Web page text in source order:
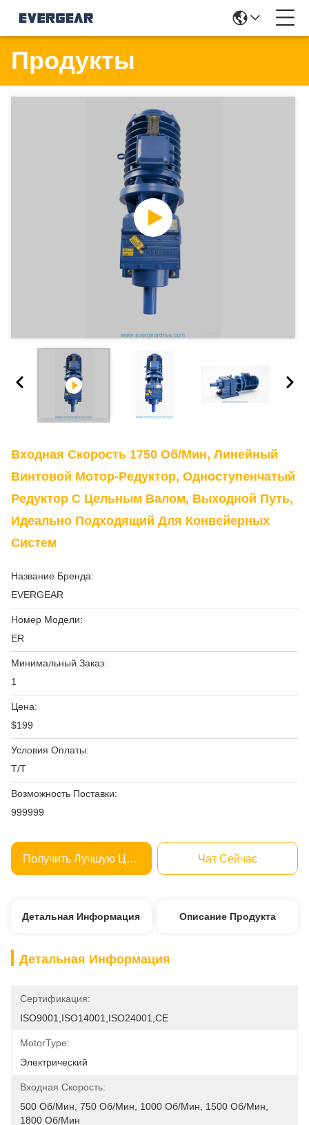
Продукты
Входная Скорость 1750 Об/мин, Линейный
Винтовой Мотор-Редуктор, Одноступенчатый
Редуктор С Цельным Валом, Выходной Путь,
Идеально Подходящий Для Конвейерных
Систем
Название Бренда:
EVERGEAR
Номер Модели:
ER
Минимальный Заказ:
1
Цена:
$199
Условия Оплаты:
Т/Т
Возможность Поставки:
999999
Получить Лучшую Цену Чат Сейчас
Детальная Информация Описание Продукта
Детальная Информация
Сертификация:
ISO9001,ISO14001,ISO24001,CE
MotorType:
Электрический
Входная Скорость:
500 Об/мин, 750 Об/мин, 1000 Об/мин, 1500 Об/мин,
1800 Об/мин